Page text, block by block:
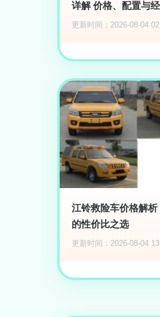
详解 价格、配置与
更新时间：2026-08-04
江铃救险车价格解析
的性价比之选
更新时间：2026-08-04